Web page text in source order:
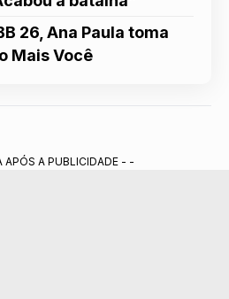
26, Ana Paula toma
Mais Você
A PUBLICIDADE - -